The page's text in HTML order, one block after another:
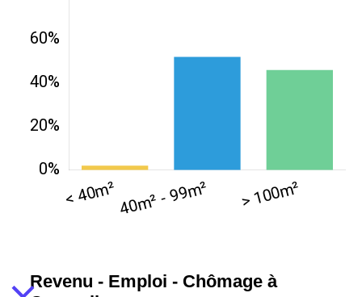
Revenu - Emploi - Chômage à